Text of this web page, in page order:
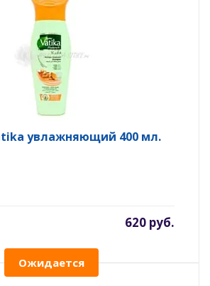
увлажняющий 400 мл.
620 руб.
Ожидается